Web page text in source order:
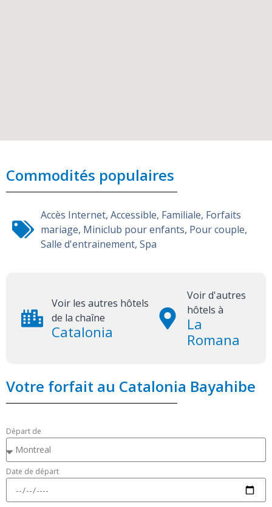
Commodités populaires
Accès Internet, Accessible, Familiale, Forfaits
mariage, Miniclub pour enfants, Pour couple,
Salle d'entrainement, Spa
Voir les autres hôtels
de la chaîne
Catalonia
Voir d'autres
hôtels à
La
Romana
Votre forfait au Catalonia Bayahibe
Départ de
Date de départ